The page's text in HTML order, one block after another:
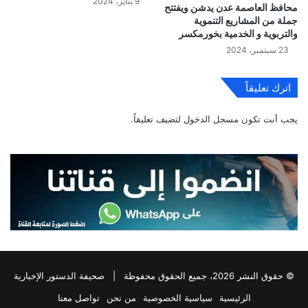
محافظ العاصمة عدن يدشن ويفتتح
جملة من المشاريع التنموية
والتربوية و الخدمية بخورمكسر
23 سبتمبر، 2024
اترك تعليقاً
يجب أنت تكون مسجل الدخول لتضيف تعليقاً.
© حقوق النشر 2026، جميع الحقوق محفوظة |
صحيفة الدستور الإخبارية
الرئيسية
سياسية الخصوصية من نحن تواصل معنا